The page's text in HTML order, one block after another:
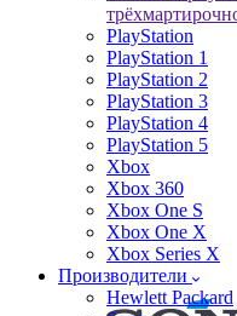
PlayStation
PlayStation 1
PlayStation 2
PlayStation 3
PlayStation 4
PlayStation 5
Xbox
Xbox 360
Xbox One S
Xbox One X
Xbox Series X
Производители
Hewlett Packard